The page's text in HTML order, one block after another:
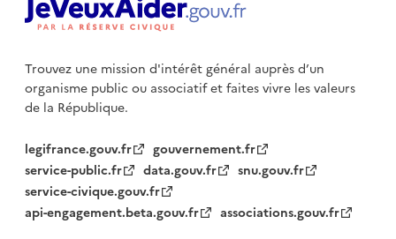
Trouvez une mission d'intérêt général auprès d’un
organisme publicou associatif et faites vivre les valeurs
de la République.
legifrance.gouv.fr
gouvernement.fr
service-public.fr
data.gouv.fr
snu.gouv.fr
service-civique.gouv.fr
api-engagement.beta.gouv.fr
associations.gouv.fr